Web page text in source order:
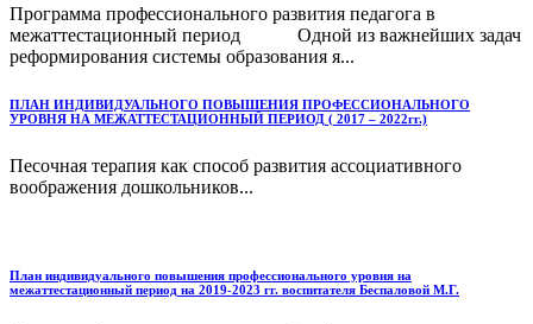
Программа профессионального развития педагога в
межаттестационный период Одной из важнейших задач
реформирования системы образования я...
ПЛАН ИНДИВИДУАЛЬНОГО ПОВЫШЕНИЯ ПРОФЕССИОНАЛЬНОГО
УРОВНЯ НА МЕЖАТТЕСТАЦИОННЫЙ ПЕРИОД ( 2017 – 2022гг.)
Песочная терапия как способ развития ассоциативного
воображения дошкольников...
План индивидуального повышения профессионального уровня на
межаттестационный период на 2019-2023 гг. воспитателя Беспаловой М.Г.